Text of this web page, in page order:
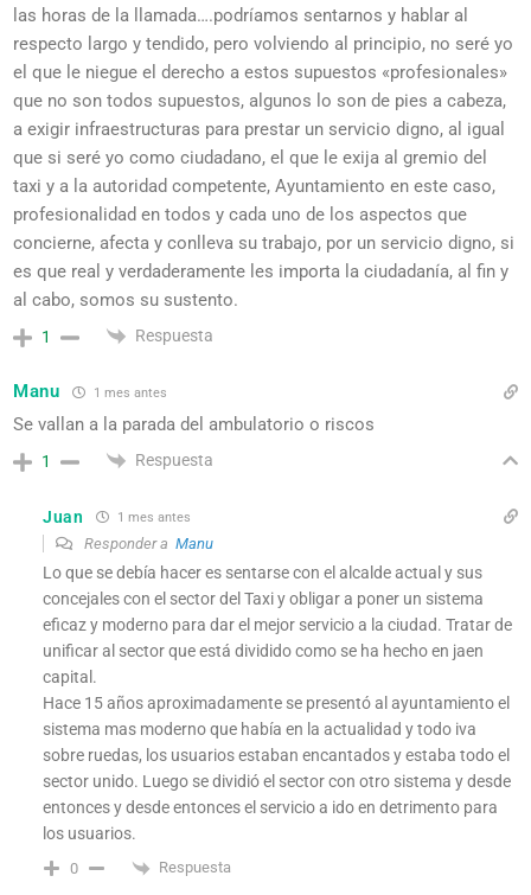
las horas de la llamada….podríamos sentarnos y hablar al
respecto largo y tendido, pero volviendo al principio, no seré yo
el que le niegue el derecho a estos supuestos «profesionales»
que no son todos supuestos, algunos lo son de pies a cabeza,
a exigir infraestructuras para prestar un servicio digno, al igual
que si seré yo como ciudadano, el que le exija al gremio del
taxi y a la autoridad competente, Ayuntamiento en este caso,
profesionalidad en todos y cada uno de los aspectos que
concierne, afecta y conlleva su trabajo, por un servicio digno, si
es que real y verdaderamente les importa la ciudadanía, al fin y
al cabo, somos su sustento.
1 Respuesta
Manu 1 mes antes
Se vallan a la parada del ambulatorio o riscos
1 Respuesta
Juan 1 mes antes
Responder a Manu
Lo que se debía hacer es sentarse con el alcalde actual y sus
concejales con el sector del Taxi y obligar a poner un sistema
eficaz y moderno para dar el mejor servicio a la ciudad. Tratar de
unificar al sector que está dividido como se ha hecho en jaen
capital.
Hace 15 años aproximadamente se presentó al ayuntamiento el
sistema mas moderno que había en la actualidad y todo iva
sobre ruedas, los usuarios estaban encantados y estaba todo el
sector unido. Luego se dividió el sector con otro sistema y desde
entonces y desde entonces el servicio a ido en detrimento para
los usuarios.
0 Respuesta